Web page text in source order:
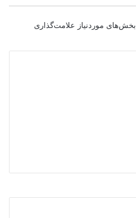
بخش‌های موردنیاز علامت‌گذاری